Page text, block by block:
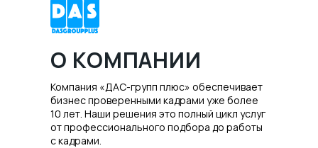
О КОМПАНИИ
Компания «ДАС-групп плюс» обеспечивает
бизнес проверенными кадрами уже более
10 лет. Наши решения это полный цикл услуг
от профессионального подбора до работы
с кадрами.